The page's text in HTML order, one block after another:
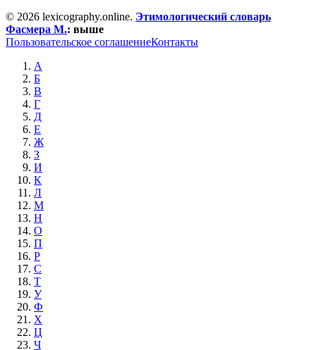
© 2026 lexicography.online. Этимологический словарь
Фасмера М.: выше
Пользовательское соглашениеКонтакты
А
Б
В
Г
Д
Е
Ж
З
И
К
Л
М
Н
О
П
Р
С
Т
У
Ф
Х
Ц
Ч